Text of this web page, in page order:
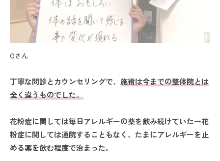
Oさん
丁寧な問診とカウンセリングで、 施術は今までの整体院とは
全く違うものでした。
花粉症に関しては毎日アレルギーの薬を飲み続けていた→花
粉症に関しては通院することもなく、たまにアレルギーを止
める薬を飲む程度で治まった。